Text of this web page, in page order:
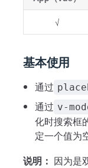
√
基本使用
通过
通过 v-
化时搜索框
定一个值为
说明： 因为是